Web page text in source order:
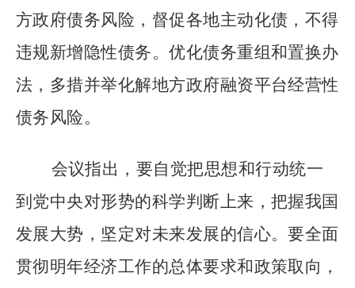
方政府债务风险，督促各地主动化债，不得
违规新增隐性债务。优化债务重组和置换办
法，多措并举化解地方政府融资平台经营性
债务风险。
会议指出，要自觉把思想和行动统一
到党中央对形势的科学判断上来，把握我国
发展大势，坚定对未来发展的信心。要全面
贯彻明年经济工作的总体要求和政策取向，